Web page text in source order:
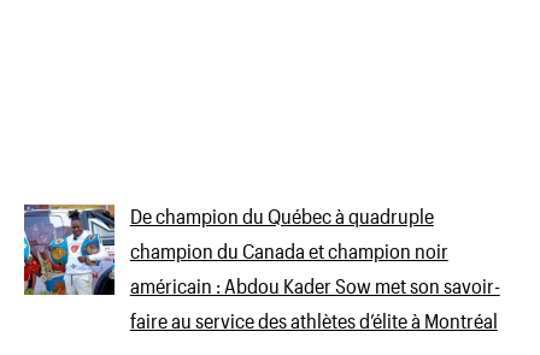
De champion du Québec à quadruple
champion du Canada et champion noir
américain : Abdou Kader Sow met son savoir-
faire au service des athlètes d’élite à Montréal